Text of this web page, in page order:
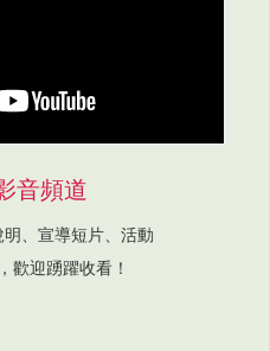
音頻道
、宣導短片、活動
歡迎踴躍收看！